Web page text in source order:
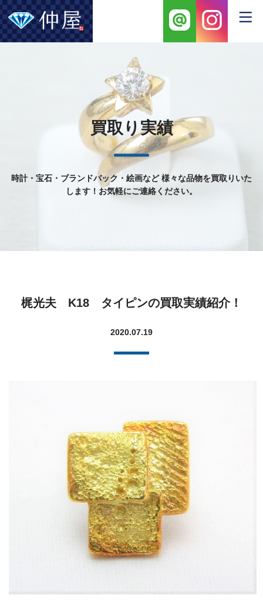
買取り実績
時計・宝石・ブランドバック・絵画など様々な品物を買取りいた
します！お気軽にご連絡ください。
梶光夫 K18 タイピンの買取実績紹介！
2020.07.19